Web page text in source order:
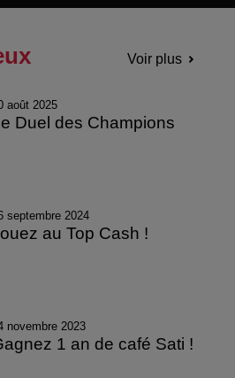
Voir plus
août 2025
Duel des Champions
septembre 2024
au Top Cash !
novembre 2023
1 an de café Sati !